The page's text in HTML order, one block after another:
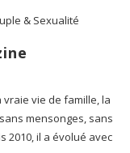
vie de famille, la
mensonges, sans
2010, il a évolué avec